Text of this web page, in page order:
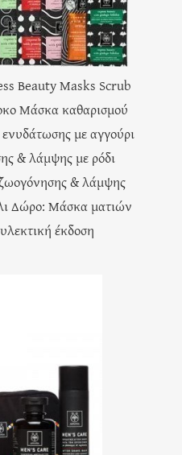
Beauty Masks Scrub
Μάσκα καθαρισμού
με αγγούρι
& λάμψης με ρόδι
& λάμψης
Δώρο: Μάσκα ματιών
έκδοση